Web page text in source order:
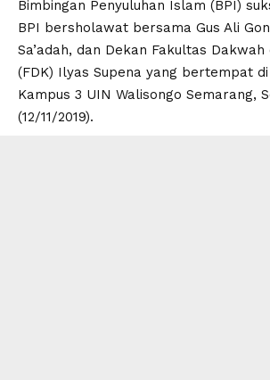
Bimbingan Penyuluhan Islam (BPI)
BPI bersholawat bersama Gus Ali
Sa’adah, dan Dekan Fakultas Dakwah
(FDK) Ilyas Supena yang bertempat
Kampus 3 UIN Walisongo Semarang,
(12/11/2019).